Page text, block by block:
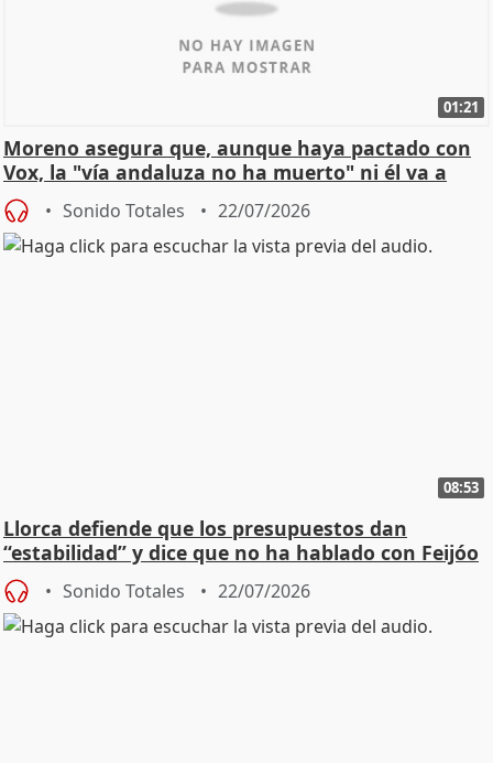
01:21
Moreno asegura que, aunque haya pactado con
Vox, la "vía andaluza no ha muerto" ni él va a
"cambiar"
Sonido Totales 22/07/2026
08:53
Llorca defiende que los presupuestos dan
“estabilidad” y dice que no ha hablado con Feijóo
Sonido Totales 22/07/2026